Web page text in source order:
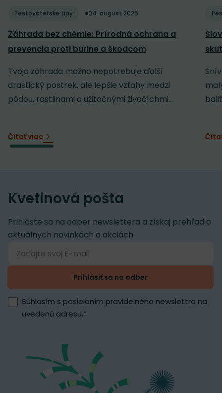
Pestovateľské tipy 04. august 2026
Záhrada bez chémie: Prírodná ochrana a
prevencia proti burine a škodcom
Tvoja záhrada možno nepotrebuje ďalší
drastický postrek, ale lepšie vzťahy medzi
pôdou, rastlinami a užitočnými živočíchmi...
Čítať viac
Kvetinová pošta
Prihláste sa na odber newslettera a získaj prehľad o
aktuálnych novinkách a akciách.
Prihlásiť sa na odber
Súhlasím s posielaním pravidelného newslettra na
uvedenú adresu.*